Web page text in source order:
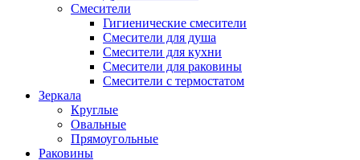
Смесители
Гигиенические смесители
Смесители для душа
Смесители для кухни
Смесители для раковины
Смесители с термостатом
Зеркала
Круглые
Овальные
Прямоугольные
Раковины